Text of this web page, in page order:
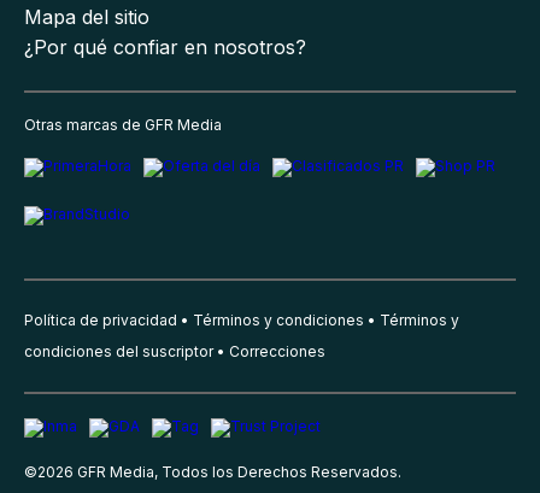
Mapa del sitio
¿Por qué confiar en nosotros?
Otras marcas de GFR Media
Política de privacidad Términos y condiciones
Términos y
condiciones del suscriptor
Correcciones
©2026 GFR Media, Todos los Derechos Reservados.